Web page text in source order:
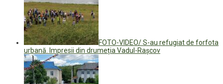
FOTO-VIDEO/ S-au refugiat de forfota
urbană. Impresii din drumeția Vadul-Rașcov